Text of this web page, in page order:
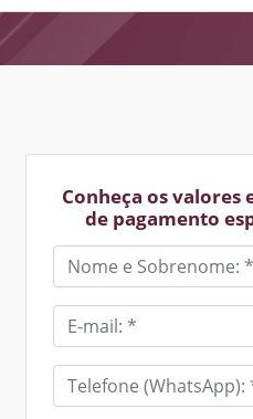
Conheça os valores
de pagamento